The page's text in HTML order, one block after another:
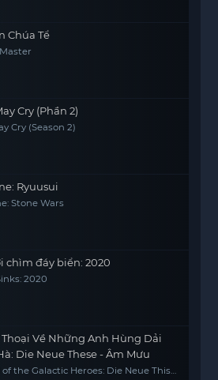
Chúa Tể
Cry (Phần 2)
Cry (Season 2)
Ryuusui
Stone Wars
chìm đáy biển: 2020
2020
Về Những Anh Hùng Dải
Die Neue These - Âm Mưu
the Galactic Heroes: Die Neue This